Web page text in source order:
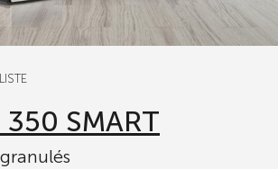
SMART